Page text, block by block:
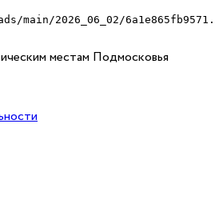
main/2026_06_02/
местам Подмосковья